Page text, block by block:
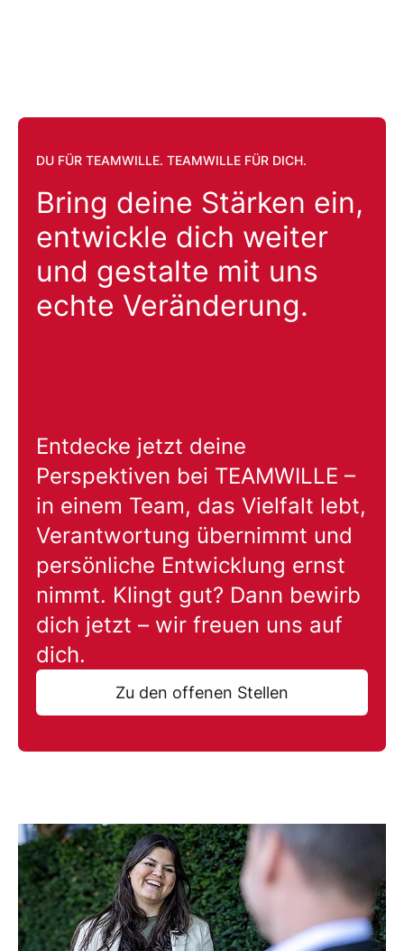
DU FÜR TEAMWILLE. TEAMWILLE FÜR DICH.
Bring deine Stärken ein,
entwickle dich weiter
und gestalte mit uns
echte Veränderung.
Entdecke jetzt deine
Perspektiven bei TEAMWILLE –
in einem Team, das Vielfalt lebt,
Verantwortung übernimmt und
persönliche Entwicklung ernst
nimmt. Klingt gut? Dann bewirb
dich jetzt – wir freuen uns auf
dich.
Zu den offenen Stellen